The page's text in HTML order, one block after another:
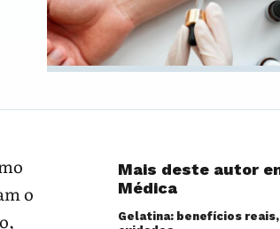
o
Mais deste autor
Médica
Gelatina: benefícios